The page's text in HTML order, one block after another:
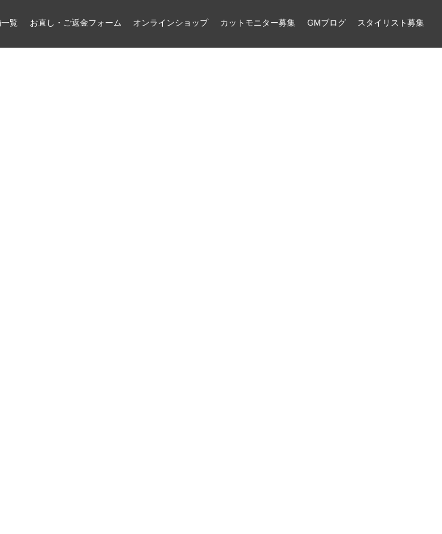
一覧 お直し・ご返金フォーム オンラインショップ カットモニター募集 GMブログ スタイリスト募集